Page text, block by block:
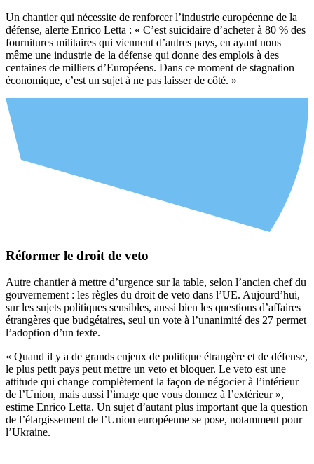
Un chantier qui nécessite de renforcer l’industrie européenne de la
défense, alerte Enrico Letta : « C’est suicidaire d’acheter à 80 % des
fournitures militaires qui viennent d’autres pays, en ayant nous
même une industrie de la défense qui donne des emplois à des
centaines de milliers d’Européens. Dans ce moment de stagnation
économique, c’est un sujet à ne pas laisser de côté. »
Réformer le droit de veto
Autre chantier à mettre d’urgence sur la table, selon l’ancien chef du
gouvernement : les règles du droit de veto dans l’UE. Aujourd’hui,
sur les sujets politiques sensibles, aussi bien les questions d’affaires
étrangères que budgétaires, seul un vote à l’unanimité des 27 permet
l’adoption d’un texte.
« Quand il y a de grands enjeux de politique étrangère et de défense,
le plus petit pays peut mettre un veto et bloquer. Le veto est une
attitude qui change complètement la façon de négocier à l’intérieur
de l’Union, mais aussi l’image que vous donnez à l’extérieur »,
estime Enrico Letta. Un sujet d’autant plus important que la question
de l’élargissement de l’Union européenne se pose, notamment pour
l’Ukraine.